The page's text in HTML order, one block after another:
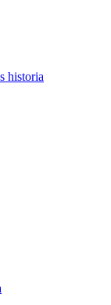
historia